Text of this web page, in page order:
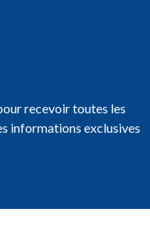
recevoir toutes les
informations exclusives